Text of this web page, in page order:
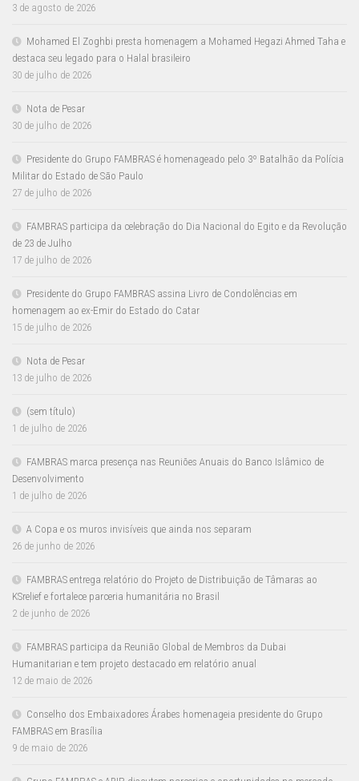
3 de agosto de 2026
Mohamed El Zoghbi presta homenagem a Mohamed Hegazi Ahmed Taha e
destaca seu legado para o Halal brasileiro
30 de julho de 2026
Nota de Pesar
30 de julho de 2026
Presidente do Grupo FAMBRAS é homenageado pelo 3º Batalhão da Polícia
Militar do Estado de São Paulo
27 de julho de 2026
FAMBRAS participa da celebração do Dia Nacional do Egito e da Revolução
de 23 de Julho
17 de julho de 2026
Presidente do Grupo FAMBRAS assina Livro de Condolências em
homenagem ao ex-Emir do Estado do Catar
15 de julho de 2026
Nota de Pesar
13 de julho de 2026
(sem título)
1 de julho de 2026
FAMBRAS marca presença nas Reuniões Anuais do Banco Islâmico de
Desenvolvimento
1 de julho de 2026
A Copa e os muros invisíveis que ainda nos separam
26 de junho de 2026
FAMBRAS entrega relatório do Projeto de Distribuição de Tâmaras ao
KSrelief e fortalece parceria humanitária no Brasil
2 de junho de 2026
FAMBRAS participa da Reunião Global de Membros da Dubai
Humanitarian e tem projeto destacado em relatório anual
12 de maio de 2026
Conselho dos Embaixadores Árabes homenageia presidente do Grupo
FAMBRAS em Brasília
9 de maio de 2026